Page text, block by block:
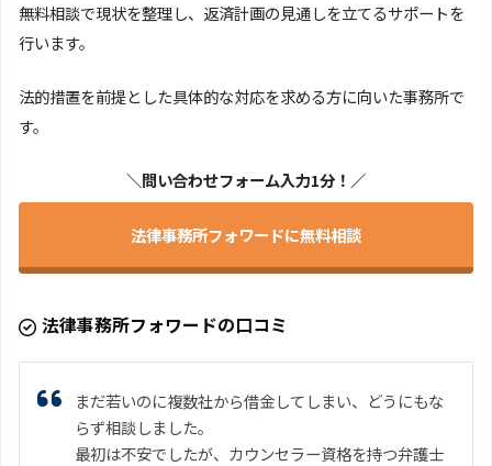
無料相談で現状を整理し、返済計画の見通しを立てるサポートを
行います。
法的措置を前提とした具体的な対応を求める方に向いた事務所で
す。
＼問い合わせフォーム入力1分！／
法律事務所フォワードに無料相談
法律事務所フォワードの口コミ
まだ若いのに複数社から借金してしまい、どうにもな
らず相談しました。
最初は不安でしたが、カウンセラー資格を持つ弁護士